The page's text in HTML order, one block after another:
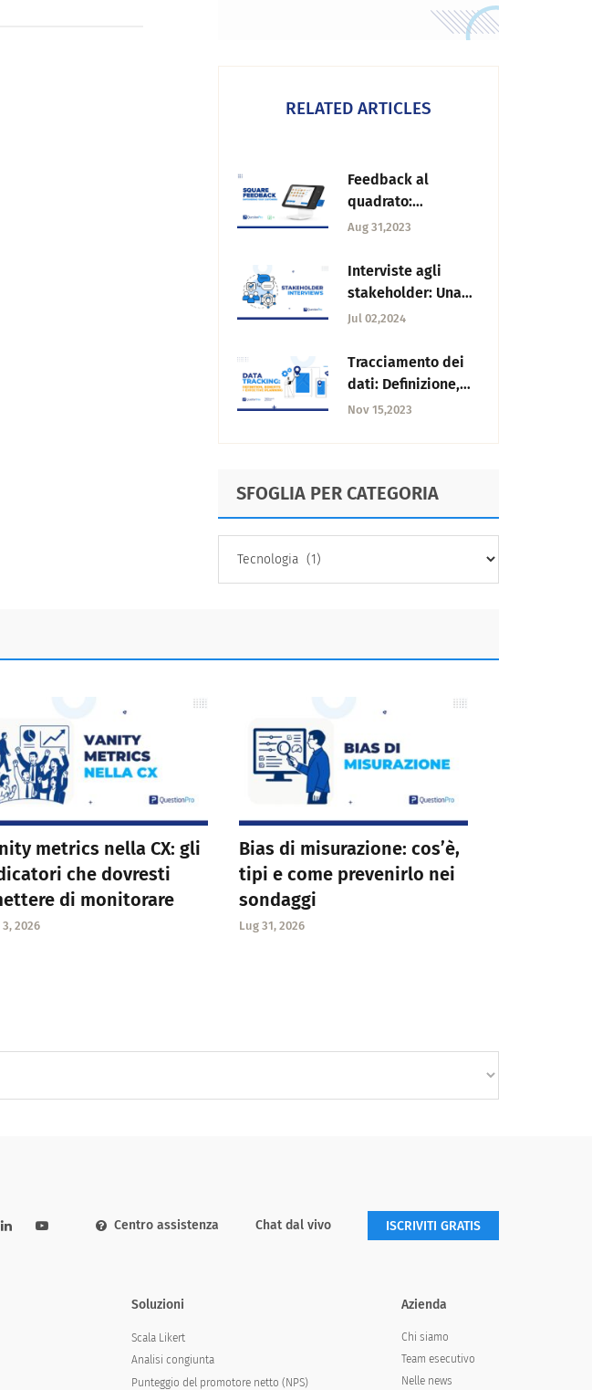
RELATED ARTICLES
Feedback al
quadrato:
Importanza nel
cliente di
un'azienda
Aug 31,2023
Interviste agli
stakeholder: Una
guida per un
efficace
Jul 02,2024
Tracciamento dei
dati: Definizione,
vantaggi e
efficace
Nov 15,2023
SFOGLIA PER CATEGORIA
PER
CATEGORIA
metrics nella CX: gli
che dovresti
di monitorare
2026
Bias di misurazione: cos’è,
tipi e come prevenirlo nei
sondaggi
Lug 31, 2026
Centro assistenza Chat dal vivo ISCRIVITI GRATIS
Soluzioni
Scala Likert
Analisi congiunta
Punteggio del promotore netto (NPS)
Azienda
Chi siamo
Team esecutivo
Nelle news